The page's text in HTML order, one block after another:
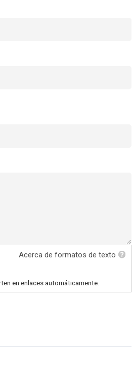
Acerca de formatos de texto
en enlaces automáticamente.